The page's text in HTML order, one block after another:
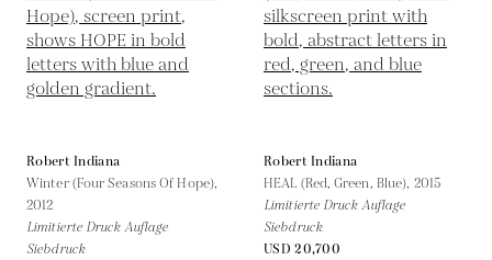
Robert Indiana
Winter (Four Seasons Of Hope),
2012
Limitierte Druck Auflage
Siebdruck
Robert Indiana
HEAL (Red, Green, Blue), 2015
Limitierte Druck Auflage
Siebdruck
USD 20,700